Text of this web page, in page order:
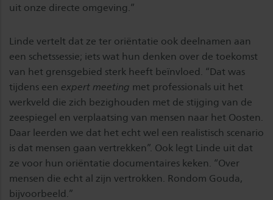
uit onze directe omgeving.”
Linde vertelt dat ze ter oriëntatie ook deelnamen aan
een schetssessie; iets wat hun denken over de toekomst
van het grensgebied sterk heeft beïnvloed. “Dat was
tijdens een expert meeting met professionals uit het
werkveld die zich bezighouden met de stijging van de
zeespiegel en verplaatsing van mensen naar het Oosten.
Daar leerden we dat het echt wel een realistisch scenario
is dat mensen gaan vertrekken”. Ook legt Linde uit dat
ze voor hun oriëntatie documentaires keken. “Over
mensen die echt al zijn vertrokken. Rondom Gouda,
bijvoorbeeld.”